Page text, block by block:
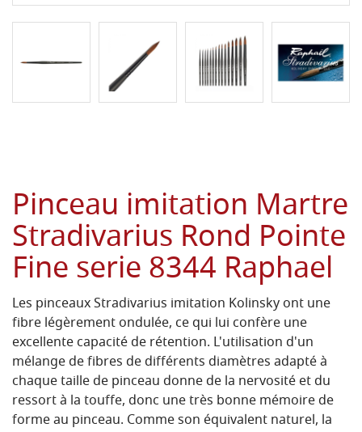
Pinceau imitation Martre
Stradivarius Rond Pointe
Fine serie 8344 Raphael
Les pinceaux Stradivarius imitation Kolinsky ont une
fibre légèrement ondulée, ce qui lui confère une
excellente capacité de rétention. L'utilisation d'un
mélange de fibres de différents diamètres adapté à
chaque taille de pinceau donne de la nervosité et du
ressort à la touffe, donc une très bonne mémoire de
forme au pinceau. Comme son équivalent naturel, la